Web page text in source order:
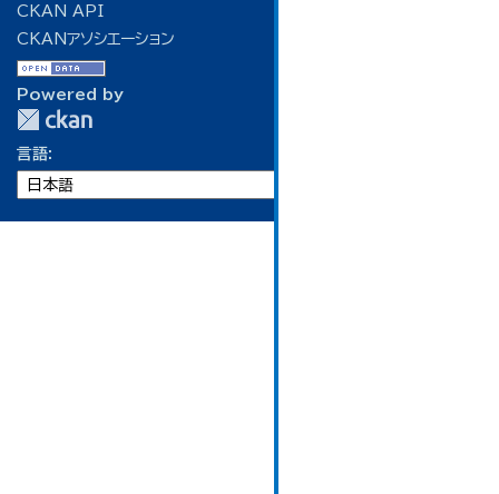
CKAN API
CKANアソシエーション
Powered by
言語